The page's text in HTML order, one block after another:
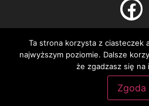
Astelo –
Ta strona korzysta z ciasteczek
najwyższym poziomie. Dalsze
że zgadzasz się na
Zgoda